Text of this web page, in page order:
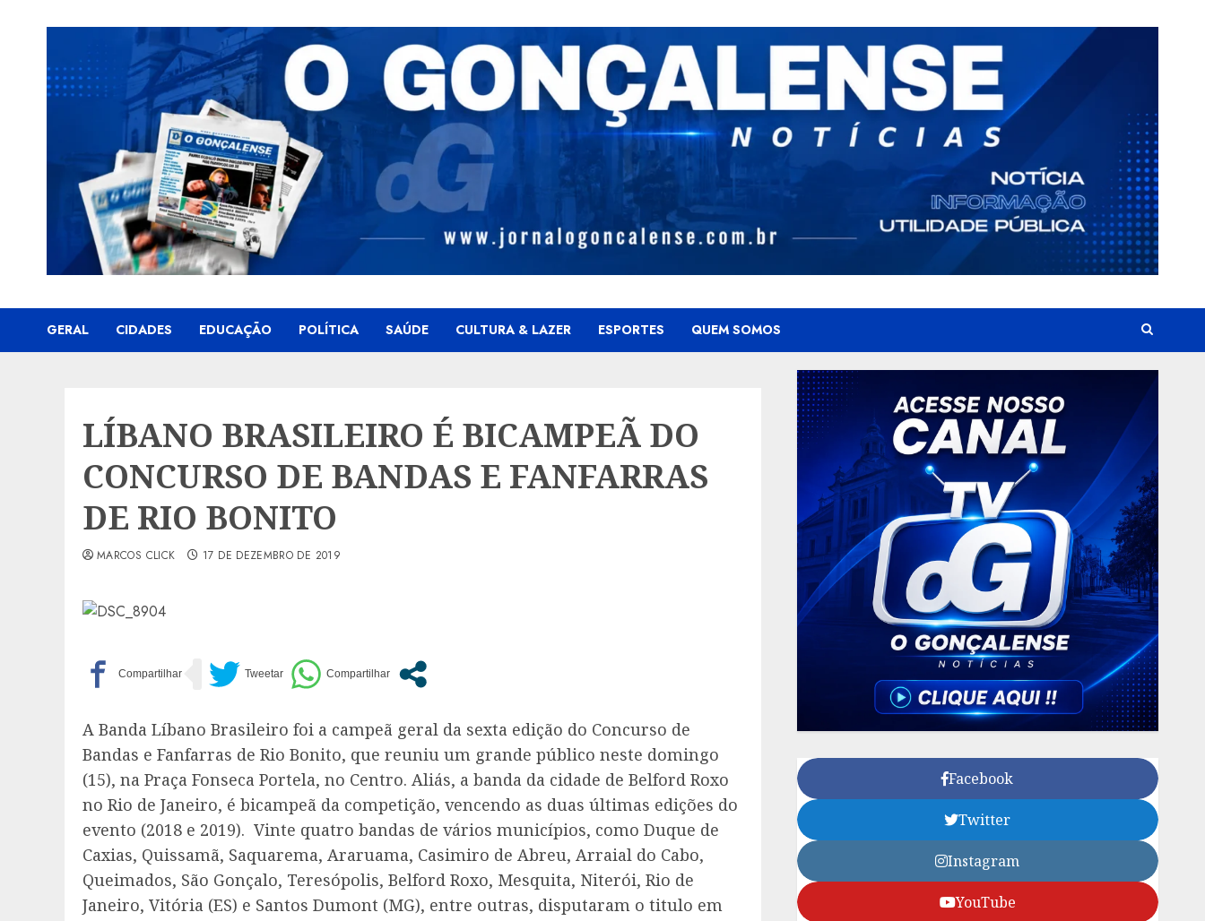
GERAL CIDADES EDUCAÇÃO POLÍTICA SAÚDE CULTURA & LAZER ESPORTES QUEM SOMOS
LÍBANO BRASILEIRO É BICAMPEÃ DO
CONCURSO DE BANDAS E FANFARRAS
DE RIO BONITO
MARCOS CLICK 17 DE DEZEMBRO DE 2019
A Banda Líbano Brasileiro foi a campeã geral da sexta edição do Concurso de
Bandas e Fanfarras de Rio Bonito, que reuniu um grande público neste domingo
(15), na Praça Fonseca Portela, no Centro. Aliás, a banda da cidade de Belford Roxo
no Rio de Janeiro, é bicampeã da competição, vencendo as duas últimas edições do
evento (2018 e 2019). Vinte quatro bandas de vários municípios, como Duque de
Caxias, Quissamã, Saquarema, Araruama, Casimiro de Abreu, Arraial do Cabo,
Queimados, São Gonçalo, Teresópolis, Belford Roxo, Mesquita, Niterói, Rio de
Janeiro, Vitória (ES) e Santos Dumont (MG), entre outras, disputaram o titulo em
Facebook
Twitter
Instagram
YouTube